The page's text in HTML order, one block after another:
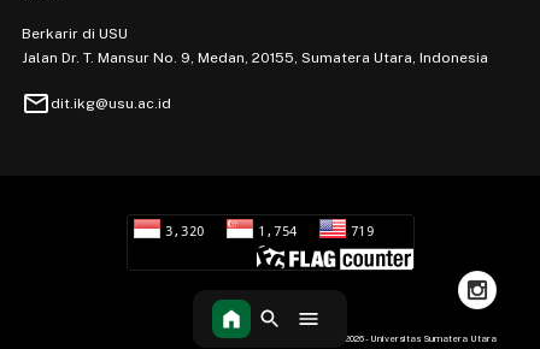
Berkarir di USU
Jalan Dr. T. Mansur No. 9, Medan, 20155, Sumatera Utara, Indonesia
mail dit.ikg@usu.ac.id
Hak Cipta 2026 - Universitas Sumatera Utara